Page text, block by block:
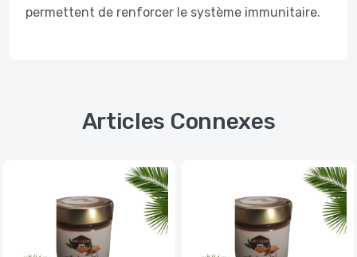
permettent de renforcer le système immunitaire.
Articles Connexes